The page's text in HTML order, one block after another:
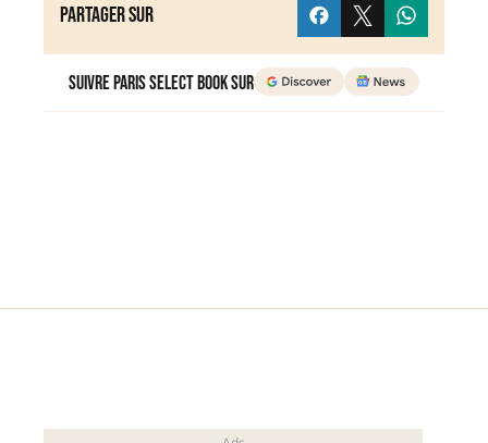
Partager sur
Suivre Paris Select Book sur